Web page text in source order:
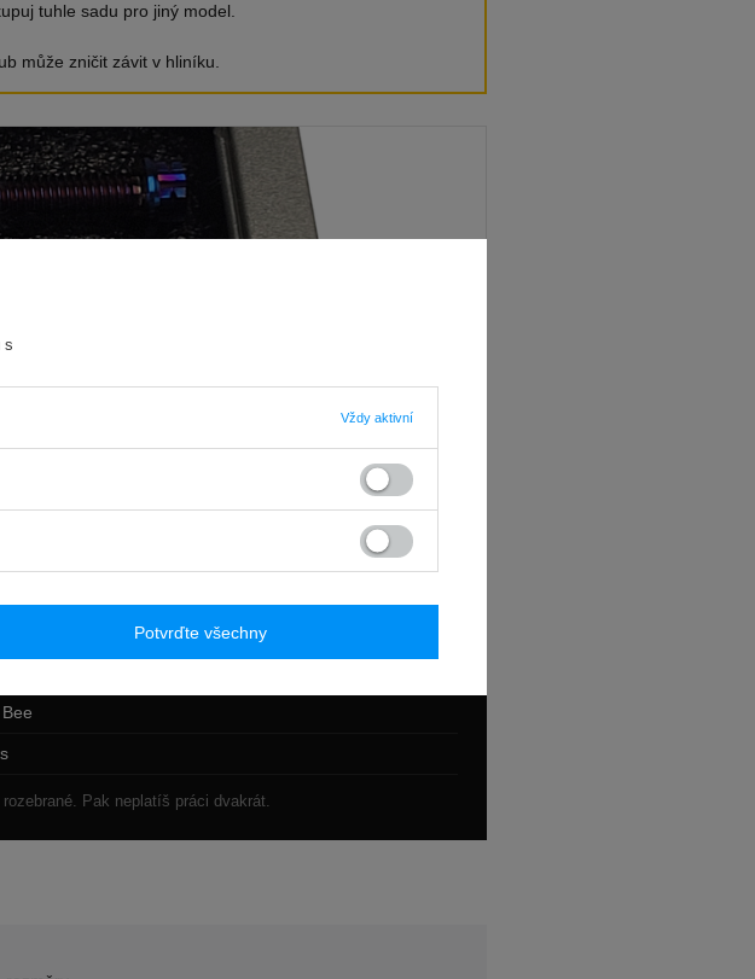
tuhle sadu pro jiný model.
může zničit závit v hliníku.
šroubů napínáku řetězu
Pak neplatíš práci dvakrát.
s
Vždy aktivní
Potvrďte všechny